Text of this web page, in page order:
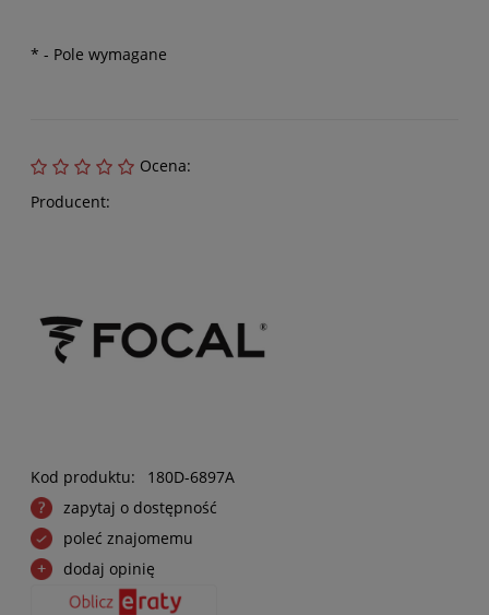
* - Pole wymagane
Ocena:
Producent:
Kod produktu:
180D-6897A
zapytaj o dostępność
poleć znajomemu
dodaj opinię